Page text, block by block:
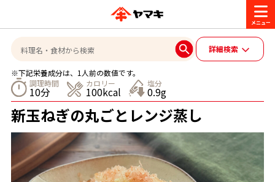
商品情報
ブランド一覧
レシピ
おいしいレシピを探す
おいしいレシピトップ
かつお節・だしを楽しむ
かつお節・だしを知る
CM・キャンペーン
詳細検索
※下記栄養成分は、1人前の数値です。
調理時間
10分
カロリー
100kcal
塩分
0.9g
新玉ねぎの丸ごとレンジ蒸し